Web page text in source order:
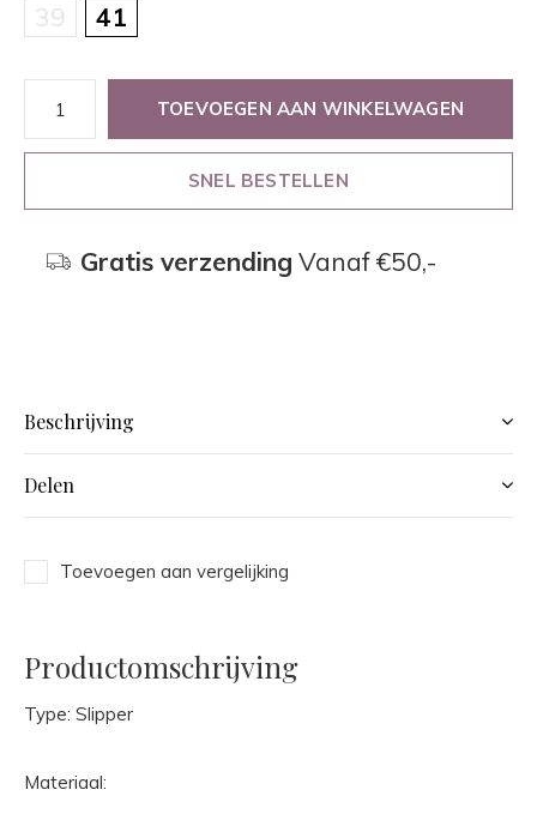
39 41
TOEVOEGEN AAN WINKELWAGEN
SNEL BESTELLEN
Gratis verzending Vanaf €50,-
Beschrijving
Delen
Toevoegen aan vergelijking
Productomschrijving
Type: Slipper
Materiaal: